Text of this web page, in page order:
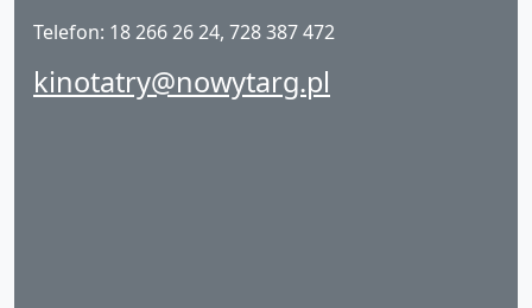
Telefon: 18 266 26 24, 728 387 472
kinotatry@nowytarg.pl